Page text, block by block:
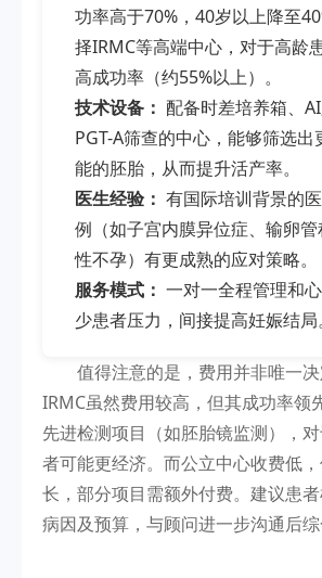
功率高于70%，40岁以上降至
择IRMC等高端中心，对于高龄
高成功率（约55%以上）。
技术设备： 配备时差培养箱、AI
PGT-A筛查的中心，能够筛选出
能的胚胎，从而提升活产率。
医生经验： 有国际培训背景的
例（如子宫内膜异位症、输卵
性不孕）有更成熟的应对策略。
服务模式： 一对一全程管理和
少患者压力，间接提高妊娠结局。
值得注意的是，费用并非唯一决
IRMC虽然费用较高，但其成功率领
先进检测项目（如胚胎镜监测），
者可能更经济。而公立中心收费低
长，部分项目需额外付费。建议患者
病因及预算，与顾问进一步沟通后综